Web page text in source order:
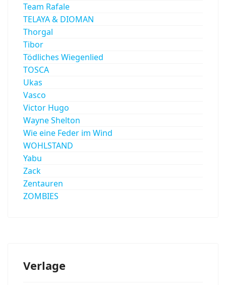
Team Rafale
TELAYA & DIOMAN
Thorgal
Tibor
Tödliches Wiegenlied
TOSCA
Ukas
Vasco
Victor Hugo
Wayne Shelton
Wie eine Feder im Wind
WOHLSTAND
Yabu
Zack
Zentauren
ZOMBIES
Verlage